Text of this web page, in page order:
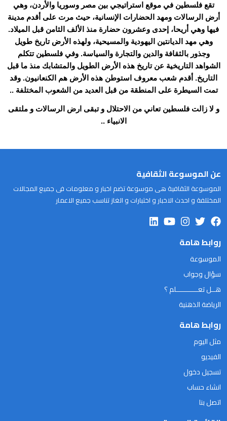
تقع فلسطين في موقع استراتيجي بينمصر وسوريا والأردن، وهي
أرض الرسالات ومهد الحضارات الإنسانية، حيث مرت على أقدم مدينة
فيها وهي أريحا، إحدى وعشرون حضارة منذ الألف الثامن قبل الميلاد.
وهي مهد الديانتين اليهودية والمسيحية، ولهذه الأرض تاريخ طويل
وجذور بالثقافة والدين والتجارة والسياسة. وفي فلسطين تتكلم
الشواهد التاريخية عن تاريخ هذه الأرض الطويل والمتشابك منذ ما قبل
التاريخ. أقدم شعب معروف استوطن هذه الأرض هم الكنعانيون. وقد
تمت السيطرة على المنطقة من قبل العديد من الشعوب المختلفة ..
و لا زالت فلسطين تعاني من الاحتلال و تبقى ارض الرسالات و ملتقى
الانبياء ..
عن الموسوعة الثقافية
الموسوعة الثقافية هى موسوعة تضم اخبار و معلومات فى جميع المجالات
المختلفة و احدث الاخبار و اختبارات و الغاز تناسب جميع الاعمار
روابط هامة
الموسوعة
سؤال وجواب
هــل تعـــــــــــلم ؟
الرياضة الذهنية
روابط هامة
مثل اليوم
الفيديو
تسجيل دخول
انشاء حساب
اتصل بنا